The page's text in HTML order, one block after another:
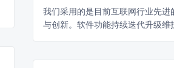
我们采用的是目前互联网行业先
与创新。软件功能持续迭代升级维